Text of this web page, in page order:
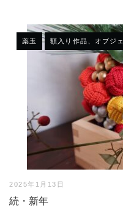
薬玉 額入り作品、オブジェ
2025年1月13日
続・新年